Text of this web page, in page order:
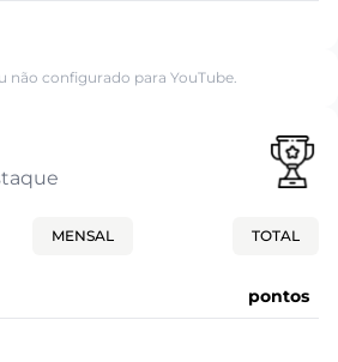
não configurado para YouTube.
MENSAL TOTAL
pontos